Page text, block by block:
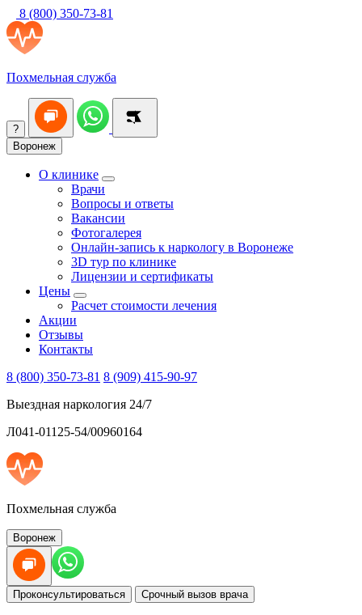
8 (800) 350-73-81
Похмельная служба
?
Воронеж
О клинике
Врачи
Вопросы и ответы
Вакансии
Фотогалерея
Онлайн-запись к наркологу в Воронеже
3D тур по клинике
Лицензии и сертификаты
Цены
Расчет стоимости лечения
Акции
Отзывы
Контакты
8 (800) 350-73-81 8 (909) 415-90-97
Выездная наркология 24/7
Л041-01125-54/00960164
Похмельная служба
Воронеж
Проконсультироваться Срочный вызов врача